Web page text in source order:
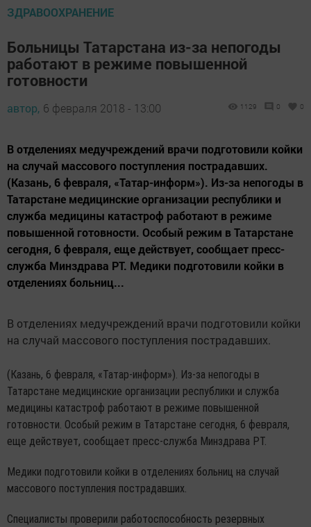
ЗДРАВООХРАНЕНИЕ
Больницы Татарстана из-за непогоды
работают в режиме повышенной
готовности
автор, 6 февраля 2018 - 13:00 1129 0 0
В отделениях медучреждений врачи подготовили койки
на случай массового поступления пострадавших.
(Казань, 6 февраля, «Татар-информ»). Из-за непогоды в
Татарстане медицинские организации республики и
служба медицины катастроф работают в режиме
повышенной готовности. Особый режим в Татарстане
сегодня, 6 февраля, еще действует, сообщает пресс-
служба Минздрава РТ. Медики подготовили койки в
отделениях больниц...
В отделениях медучреждений врачи подготовили койки
на случай массового поступления пострадавших.
(Казань, 6 февраля, «Татар-информ»). Из-за непогоды в
Татарстане медицинские организации республики и служба
медицины катастроф работают в режиме повышенной
готовности. Особый режим в Татарстане сегодня, 6 февраля,
еще действует, сообщает пресс-служба Минздрава РТ.
Медики подготовили койки в отделениях больниц на случай
массового поступления пострадавших.
Специалисты проверили работоспособность резервных